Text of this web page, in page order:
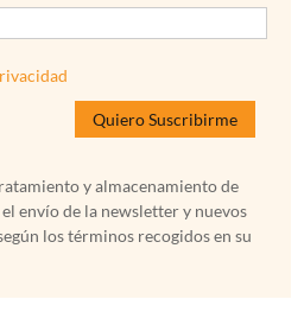
y almacenamiento de
envío de la newsletter y nuevos
los términos recogidos en su